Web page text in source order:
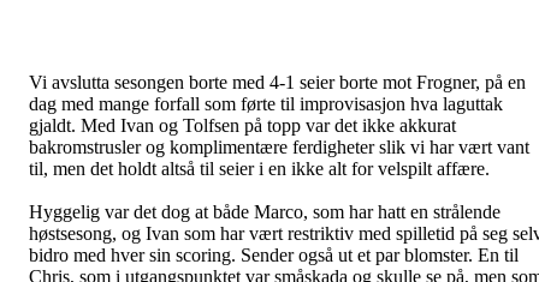
Vi avslutta sesongen borte med 4-1 seier borte mot Frogner, på en
dag med mange forfall som førte til improvisasjon hva laguttak
gjaldt. Med Ivan og Tolfsen på topp var det ikke akkurat
bakromstrusler og komplimentære ferdigheter slik vi har vært vant
til, men det holdt altså til seier i en ikke alt for velspilt affære.
Hyggelig var det dog at både Marco, som har hatt en strålende
høstsesong, og Ivan som har vært restriktiv med spilletid på seg
bidro med hver sin scoring. Sender også ut et par blomster. En til
Chris, som i utgangspunktet var småskada og skulle se på, men